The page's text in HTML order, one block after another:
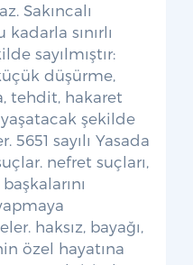
Sakıncalı
sınırlı
sayılmıştır:
düşürme,
tehdit, hakaret
şekilde
sayılı Yasada
nefret suçları,
haksız, bayağı,
özel hayatına